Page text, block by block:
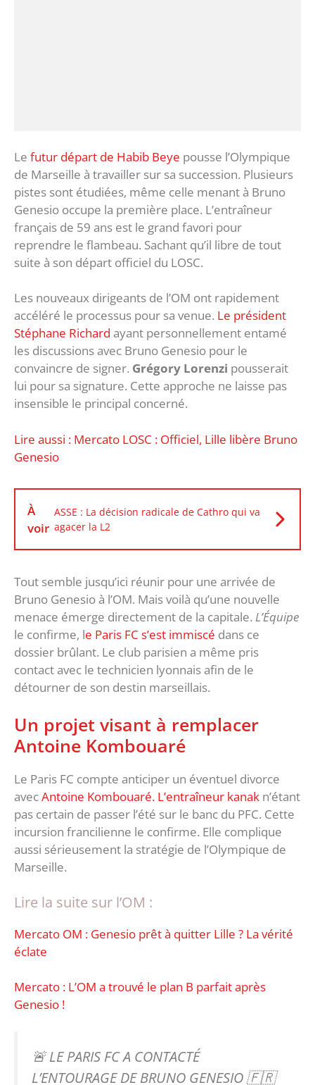
Le futur départ de Habib Beye pousse l’Olympique
de Marseille à travailler sur sa succession. Plusieurs
pistes sont étudiées, même celle menant à Bruno
Genesio occupe la première place. L’entraîneur
français de 59 ans est le grand favori pour
reprendre le flambeau. Sachant qu’il libre de tout
suite à son départ officiel du LOSC.
Les nouveaux dirigeants de l’OM ont rapidement
accéléré le processus pour sa venue. Le président
Stéphane Richard ayant personnellement entamé
les discussions avec Bruno Genesio pour le
convaincre de signer. Grégory Lorenzi pousserait
lui pour sa signature. Cette approche ne laisse pas
insensible le principal concerné.
Lire aussi : Mercato LOSC : Officiel, Lille libère Bruno
Genesio
À
voir
ASSE : La décision radicale de Cathro qui va
agacer la L2
Tout semble jusqu’ici réunir pour une arrivée de
Bruno Genesio à l’OM. Mais voilà qu’une nouvelle
menace émerge directement de la capitale. L’Équipe
le confirme, le Paris FC s’est immiscé dans ce
dossier brûlant. Le club parisien a même pris
contact avec le technicien lyonnais afin de le
détourner de son destin marseillais.
Un projet visant à remplacer
Antoine Kombouaré
Le Paris FC compte anticiper un éventuel divorce
avecAntoine Kombouaré. L’entraîneur kanak n’étant
pas certain de passer l’été sur le banc du PFC. Cette
incursion francilienne le confirme. Elle complique
aussi sérieusement la stratégie de l’Olympique de
Marseille.
Lire la suite sur l’OM :
Mercato OM : Genesio prêt à quitter Lille ? La vérité
éclate
Mercato : L’OM a trouvé le plan B parfait après
Genesio !
🚨 LE PARIS FC A CONTACTÉ
L’ENTOURAGE DE BRUNO GENESIO 🇫🇷